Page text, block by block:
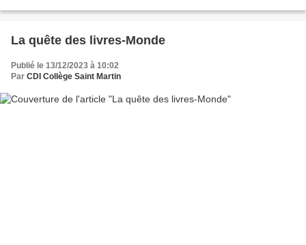
La quête des livres-Monde
Publié le 13/12/2023 à 10:02
Par CDI Collège Saint Martin